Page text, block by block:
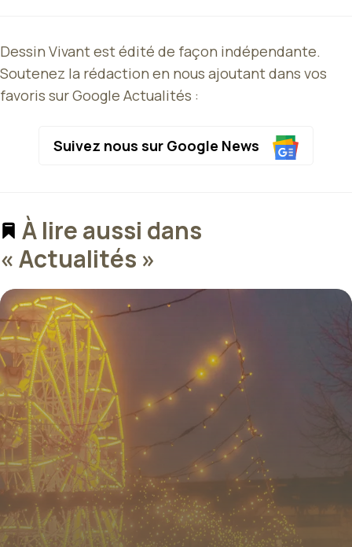
Dessin Vivant est édité de façon indépendante.
Soutenez la rédaction en nous ajoutant dans vos
favoris sur Google Actualités :
Suivez nous sur Google News
À lire aussi dans
« Actualités »